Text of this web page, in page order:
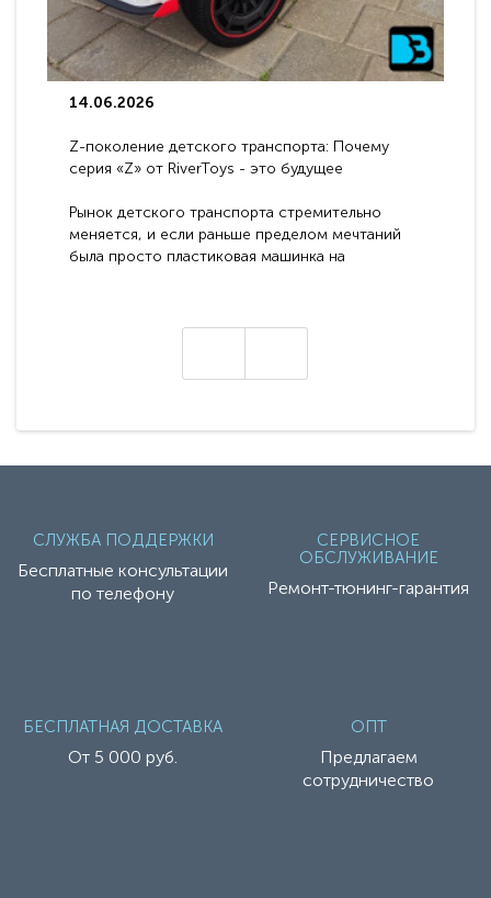
14.06.2026
Z-поколение детского транспорта: Почему
серия «Z» от RiverToys - это будущее
Рынок детского транспорта стремительно
меняется, и если раньше пределом мечтаний
была просто пластиковая машинка на
СЛУЖБА ПОДДЕРЖКИ
Бесплатные консультации
по телефону
СЕРВИСНОЕ
ОБСЛУЖИВАНИЕ
Ремонт-тюнинг-гарантия
БЕСПЛАТНАЯ ДОСТАВКА
От 5 000 руб.
ОПТ
Предлагаем
сотрудничество